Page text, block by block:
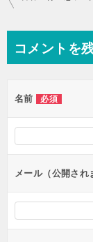
ビ
ー
シ
ン
コメントを
名前 必須
メール（公開され